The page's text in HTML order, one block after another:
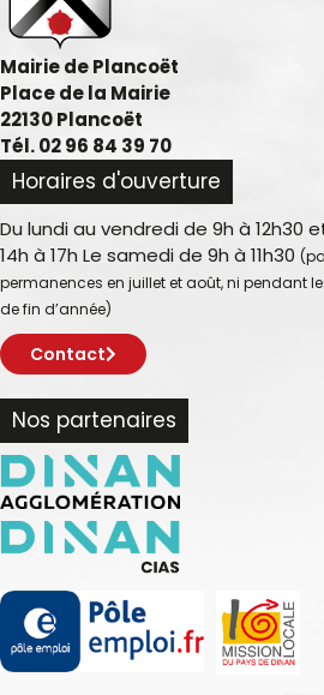
Mairie de Plancoët
Place de la Mairie
22130 Plancoët
Tél. 02 96 84 39 70
Horaires d'ouverture
Du lundi au vendredi de 9h à 12h30
14h à 17h Le samedi de 9h à 11h30
permanences en juillet et août, ni pendant
de fin d’année)
Contact
Nos partenaires